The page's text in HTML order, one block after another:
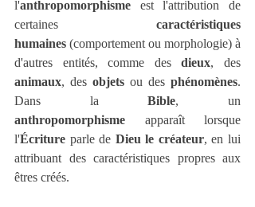
l'anthropomorphisme est l'attribution de
certaines caractéristiques
humaines (comportement ou morphologie) à
d'autres entités, comme des dieux
animaux, des objets ou des phénomènes.
Dans la Bible
anthropomorphisme apparaît lorsque
l'Écriture parle de Dieu le créateur, en lui
attribuant des caractéristiques propres aux
êtres créés.